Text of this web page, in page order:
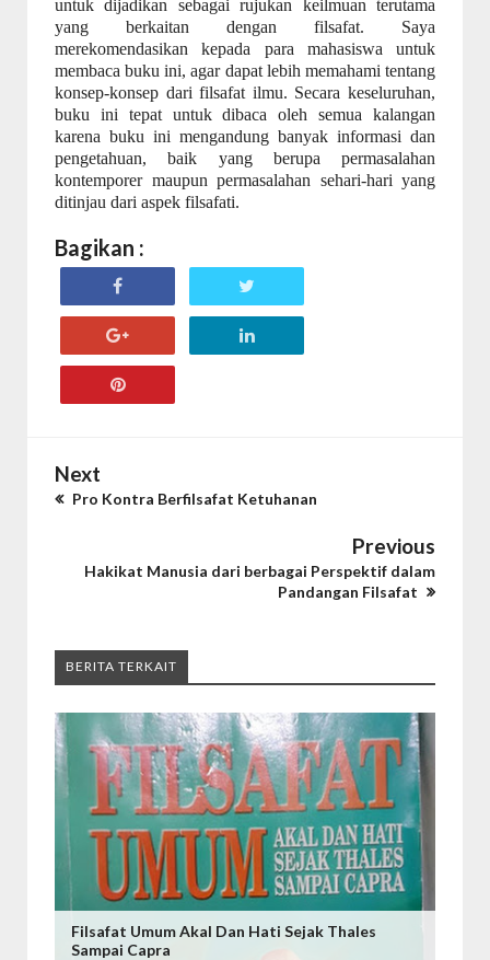
untuk dijadikan sebagai rujukan keilmuan terutama
yang berkaitan dengan filsafat. Saya
merekomendasikan kepada para mahasiswa untuk
membaca buku ini, agar dapat lebih memahami tentang
konsep-konsep dari filsafat ilmu. Secara keseluruhan,
buku ini tepat untuk dibaca oleh semua kalangan
karena buku ini mengandung banyak informasi dan
pengetahuan, baik yang berupa permasalahan
kontemporer maupun permasalahan sehari-hari yang
ditinjau dari aspek filsafati.
Bagikan :
Next
Pro Kontra Berfilsafat Ketuhanan
Previous
Hakikat Manusia dari berbagai Perspektif dalam
Pandangan Filsafat
BERITA TERKAIT
Filsafat Umum Akal Dan Hati Sejak Thales
Sampai Capra